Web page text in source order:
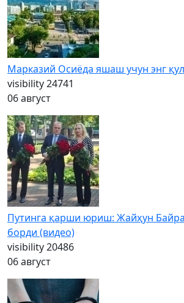
Марказий Осиёда яшаш учун энг
visibility24741
06 август
Путинга қарши юриш: Жайҳун
борди (видео)
visibility20486
06 август